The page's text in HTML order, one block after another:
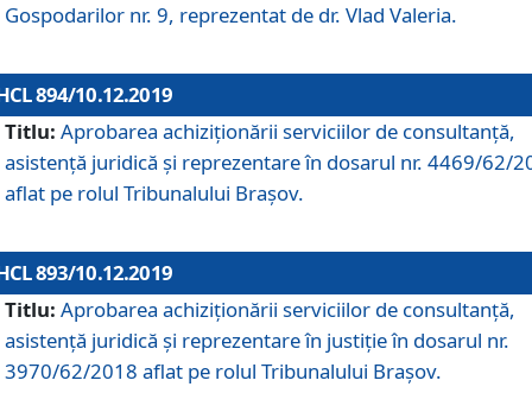
Gospodarilor nr. 9, reprezentat de dr. Vlad Valeria.
894/10.12.2019
Titlu: Aprobarea achiziţionării serviciilor de consultanţă,
asistenţă juridică şi reprezentare în dosarul nr. 4469/62/
aflat pe rolul Tribunalului Braşov.
893/10.12.2019
Titlu: Aprobarea achiziţionării serviciilor de consultanţă,
asistenţă juridică şi reprezentare în justiţie în dosarul nr.
3970/62/2018 aflat pe rolul Tribunalului Braşov.